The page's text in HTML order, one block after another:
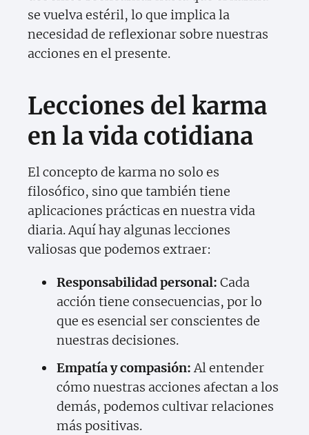
se vuelva estéril, lo que implica la
necesidad de reflexionar sobre nuestras
acciones en el presente.
Lecciones del karma
en la vida cotidiana
El concepto de karma no solo es
filosófico, sino que también tiene
aplicaciones prácticas en nuestra vida
diaria. Aquí hay algunas lecciones
valiosas que podemos extraer:
Responsabilidad personal: Cada
acción tiene consecuencias, por lo
que es esencial ser conscientes de
nuestras decisiones.
Empatía y compasión:Al entender
cómo nuestras acciones afectan a los
demás, podemos cultivar relaciones
más positivas.